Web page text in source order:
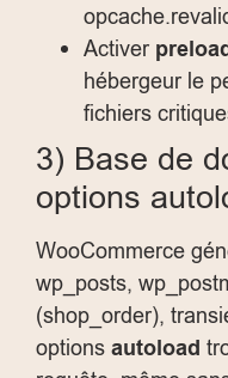
Activer
hébergeur le
fichiers
3) Base de
options
WooCommerce
wp_posts,
(shop_order),
options autoload